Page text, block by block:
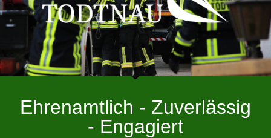
Ehrenamtlich - Zuverlässig
- Engagiert